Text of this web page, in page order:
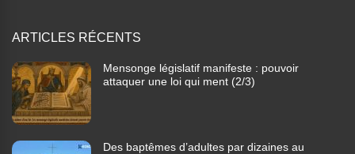
ARTICLES RÉCENTS
Mensonge législatif manifeste : pouvoir
attaquer une loi qui ment (2/3)
Des baptêmes d’adultes par dizaines au